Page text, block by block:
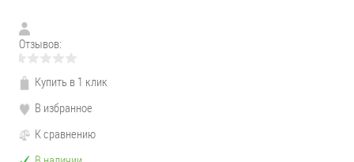
Отзывов:
Купить в 1 клик
В избранное
К сравнению